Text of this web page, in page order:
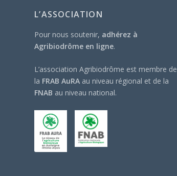
L’ASSOCIATION
Pour nous soutenir, adhérez à
Agribiodrôme en ligne.
L’association Agribiodrôme est membre de
la FRAB AuRA au niveau régional et de la
FNAB au niveau national.